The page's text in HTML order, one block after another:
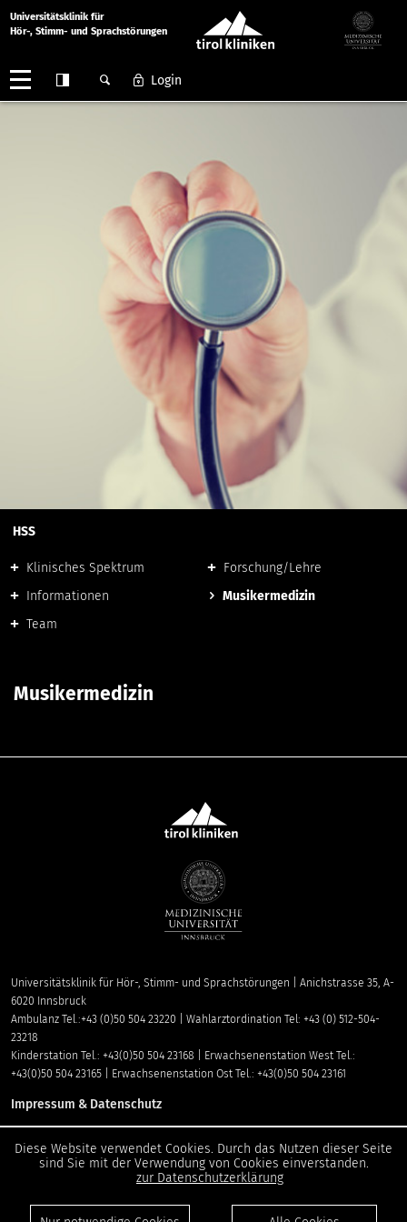
Universitätsklinik für
Hör-, Stimm- und Sprachstörungen
Login
HSS
Klinisches Spektrum
Informationen
Team
Forschung/Lehre
Musikermedizin
Musikermedizin
Universitätsklinik für Hör-, Stimm- und Sprachstörungen | Anichstrasse 35, A-
6020 Innsbruck
Ambulanz Tel.:+43 (0)50 504 23220 | Wahlarztordination Tel: +43 (0) 512-504-
23218
Kinderstation Tel.: +43(0)50 504 23168 | Erwachsenenstation West Tel.:
+43(0)50 504 23165 | Erwachsenenstation Ost Tel.: +43(0)50 504 23161
Impressum & Datenschutz
Diese Website verwendet Cookies. Durch das Nutzen dieser Seite
sind Sie mit der Verwendung von Cookies einverstanden.
zur Datenschutzerklärung